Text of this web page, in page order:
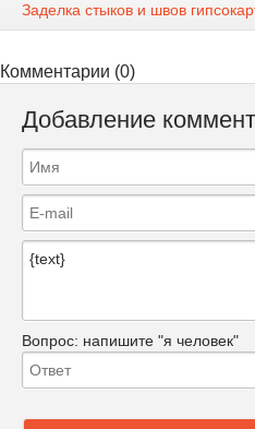
Заделка стыков и швов
Комментарии (0)
Добавление
Вопрос: напишите "я человек"